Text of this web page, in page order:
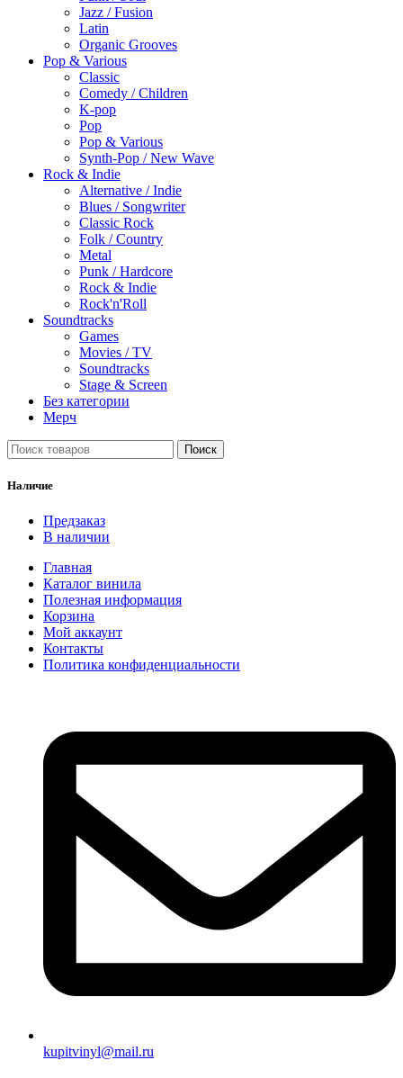
Jazz / Fusion
Latin
Organic Grooves
Pop & Various
Classic
Comedy / Children
K-pop
Pop
Pop & Various
Synth-Pop / New Wave
Rock & Indie
Alternative / Indie
Blues / Songwriter
Classic Rock
Folk / Country
Metal
Punk / Hardcore
Rock & Indie
Rock'n'Roll
Soundtracks
Games
Movies / TV
Soundtracks
Stage & Screen
Без категории
Мерч
Поиск
Наличие
Предзаказ
В наличии
Главная
Каталог винила
Полезная информация
Корзина
Мой аккаунт
Контакты
Политика конфиденциальности
kupitvinyl@mail.ru